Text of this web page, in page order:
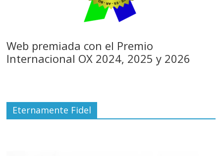
Web premiada con el Premio
Internacional OX 2024, 2025 y 2026
Eternamente Fidel